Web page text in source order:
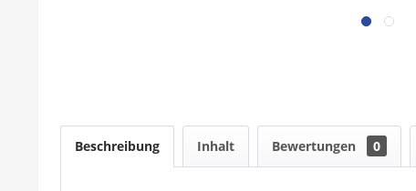
Beschreibung Inhalt Bewertungen 0